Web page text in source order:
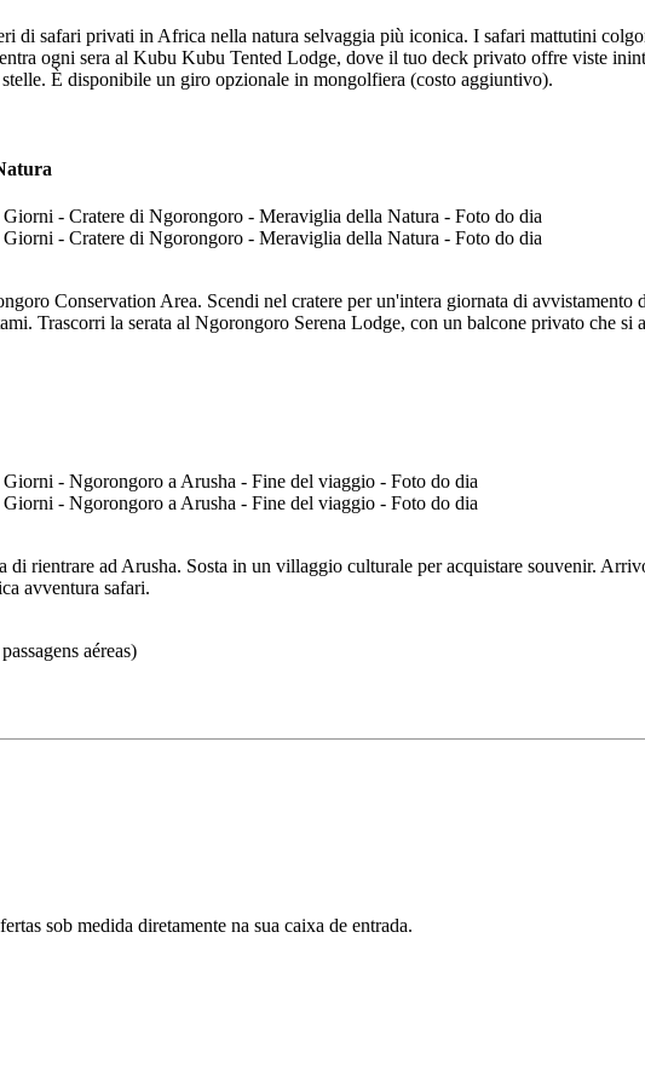
di safari privati in Africa nella natura selvaggia più iconica. I safari mattutini
ogni sera al Kubu Kubu Tented Lodge, dove il tuo deck privato offre viste
È disponibile un giro opzionale in mongolfiera (costo aggiuntivo).
Conservation Area. Scendi nel cratere per un'intera giornata di
Trascorri la serata al Ngorongoro Serena Lodge, con un balcone privato che
di rientrare ad Arusha. Sosta in un villaggio culturale per acquistare souvenir.
avventura safari.
aéreas)
sob medida diretamente na sua caixa de entrada.